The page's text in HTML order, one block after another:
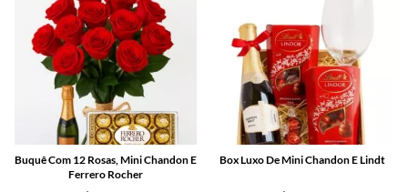
Buquê Com 12 Rosas, Mini Chandon E
Ferrero Rocher
Box Luxo De Mini Chandon E Lindt